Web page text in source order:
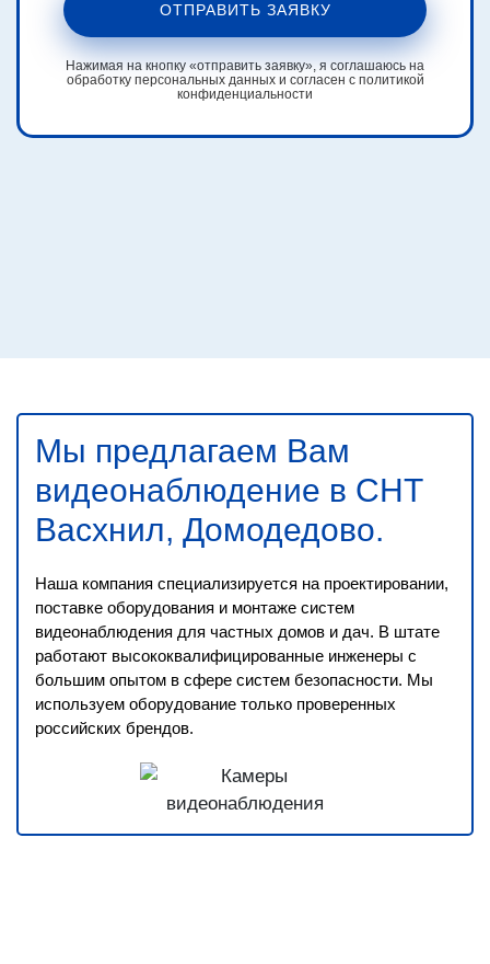
ОТПРАВИТЬ ЗАЯВКУ
Нажимая на кнопку «отправить заявку», я соглашаюсь на
обработку персональных данных и согласен с политикой
конфиденциальности
Мы предлагаем Вам
видеонаблюдение в СНТ
Васхнил, Домодедово.
Наша компания специализируется на проектировании,
поставке оборудования и монтаже систем
видеонаблюдения для частных домов и дач. В штате
работают высококвалифицированные инженеры с
большим опытом в сфере систем безопасности. Мы
используем оборудование только проверенных
российских брендов.